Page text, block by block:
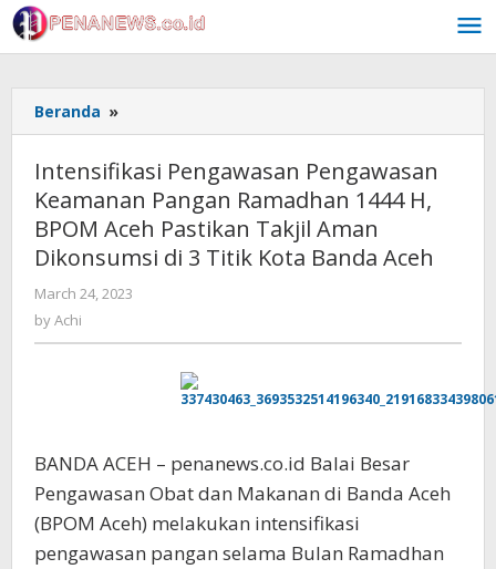
Skip
to
content
Beranda »
Pengawasan
Keamanan
Pangan
Ramadhan
1444
H,
BPOM
Pastikan
3
Titik
Kota
Banda
Aceh
Intensifikasi Pengawasan Pengawasan
Keamanan Pangan Ramadhan 1444 H,
BPOM Aceh Pastikan Takjil Aman
Dikonsumsi di 3 Titik Kota Banda Aceh
March 24, 2023
byAchi
BANDA ACEH – penanews.co.id Balai Besar
Pengawasan Obat dan Makanan di Banda Aceh
(BPOM Aceh) melakukan intensifikasi
pengawasan pangan selama Bulan Ramadhan